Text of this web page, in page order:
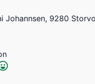
Johannsen, 9280